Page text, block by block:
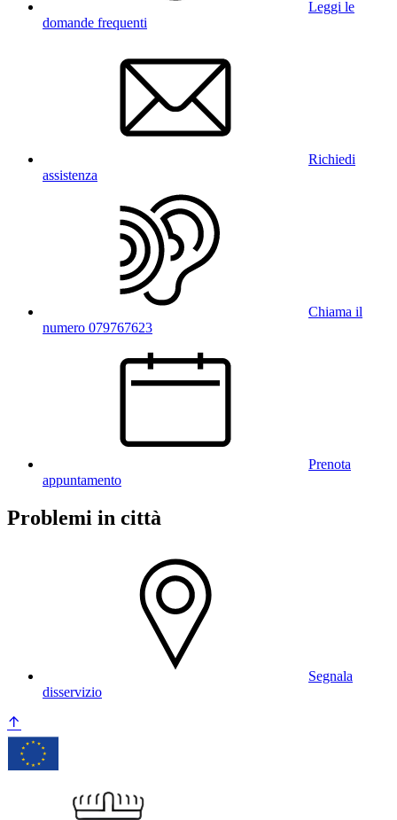
Leggi le
domande frequenti
Richiedi
assistenza
Chiama il
numero 079767623
Prenota
appuntamento
Problemi in città
Segnala
disservizio